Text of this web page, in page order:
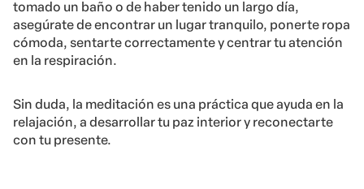
tomado un baño o de haber tenido un largo día,
asegúrate de encontrar un lugar tranquilo, ponerte ropa
cómoda, sentarte correctamente y centrar tu atención
en la respiración.
Sin duda, la meditación es una práctica que ayuda en la
relajación, a desarrollar tu paz interior y reconectarte
con tu presente.